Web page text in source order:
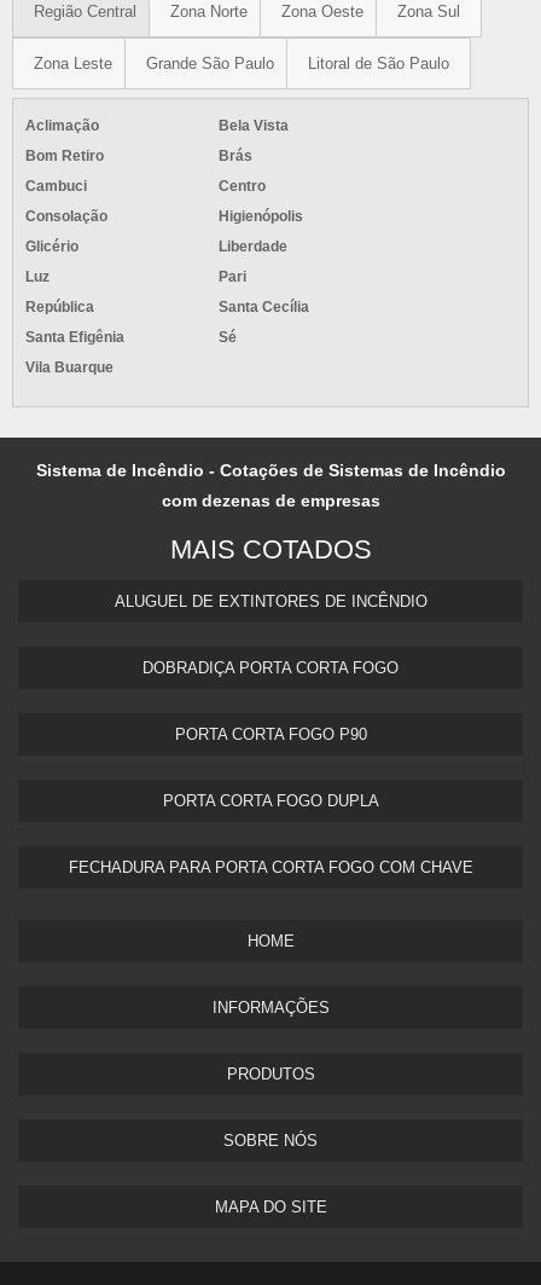
Região Central Zona Norte Zona Oeste Zona Sul
Zona Leste Grande São Paulo Litoral de São Paulo
Aclimação
Bela Vista
Bom Retiro
Brás
Cambuci
Centro
Consolação
Higienópolis
Glicério
Liberdade
Luz
Pari
República
Santa Cecília
Santa Efigênia
Sé
Vila Buarque
Sistema de Incêndio - Cotações de Sistemas de Incêndio
com dezenas de empresas
MAIS COTADOS
ALUGUEL DE EXTINTORES DE INCÊNDIO
DOBRADIÇA PORTA CORTA FOGO
PORTA CORTA FOGO P90
PORTA CORTA FOGO DUPLA​
FECHADURA PARA PORTA CORTA FOGO COM CHAVE
HOME
INFORMAÇÕES
PRODUTOS
SOBRE NÓS
MAPA DO SITE